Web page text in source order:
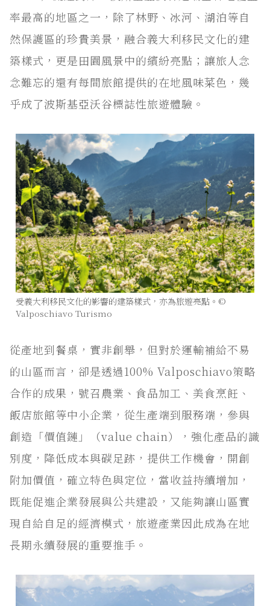
率最高的地區之一，除了林野、冰河、湖泊等自
然保護區的珍貴美景，融合義大利移民文化的建
築樣式，更是田園風景中的繽紛亮點；讓旅人念
念難忘的還有每間旅館提供的在地風味菜色，幾
乎成了波斯基亞沃谷標誌性旅遊體驗。
受義大利移民文化的影響的建築樣式，亦為旅遊亮點。©
Valposchiavo Turismo
從產地到餐桌，實非創舉，但對於運輸補給不易
的山區而言，卻是透過100% Valposchiavo策略
合作的成果，號召農業、食品加工、美食烹飪、
飯店旅館等中小企業，從生產端到服務端，參與
創造「價值鏈」（value chain），強化產品的識
別度，降低成本與碳足跡，提供工作機會，開創
附加價值，確立特色與定位，當收益持續增加，
既能促進企業發展與公共建設，又能夠讓山區實
現自給自足的經濟模式，旅遊產業因此成為在地
長期永續發展的重要推手。